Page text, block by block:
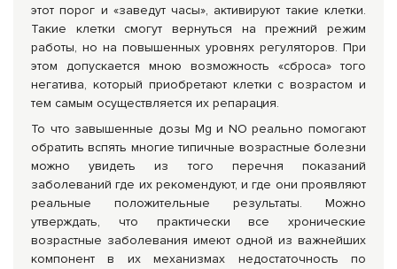
этот порог и «заведут часы», активируют такие клетки.
Такие клетки смогут вернуться на прежний режим
работы, но на повышенных уровнях регуляторов. При
этом допускается мною возможность «сброса» того
негатива, который приобретают клетки с возрастом и
тем самым осуществляется их репарация.
То что завышенные дозы Mg и NO реально помогают
обратить вспять многие типичные возрастные болезни
можно увидеть из того перечня показаний
заболеваний где их рекомендуют, и где они проявляют
реальные положительные результаты. Можно
утверждать, что практически все хронические
возрастные заболевания имеют одной из важнейших
компонент в их механизмах недостаточность по